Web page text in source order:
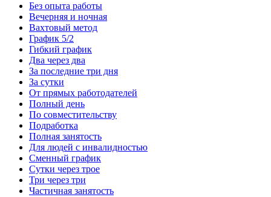
Без опыта работы
Вечерняя и ночная
Вахтовый метод
График 5/2
Гибкий график
Два через два
За последние три дня
За сутки
От прямых работодателей
Полный день
По совместительству
Подработка
Полная занятость
Для людей с инвалидностью
Сменный график
Сутки через трое
Три через три
Частичная занятость